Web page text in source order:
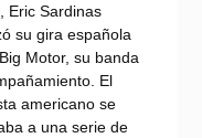
Eric Sardinas
su gira española
Motor, su banda
El
americano se
a una serie de